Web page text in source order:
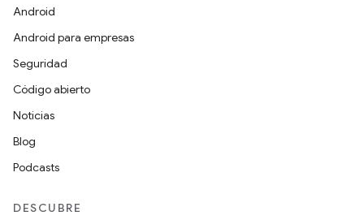
Android
Android para empresas
Seguridad
Código abierto
Noticias
Blog
Podcasts
DESCUBRE